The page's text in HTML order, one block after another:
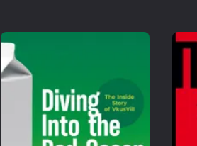
Поставщиков третьего типа, оптовиков, мы
товары, которые нельзя подвергнуть
модифицировать по просьбе импортера —
упаковке и то нет никакой возможности. А у
совсем не подходят.
А вот о фабриках и торговых компаниях мы